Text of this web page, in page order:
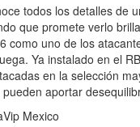
todos los detalles de
que promete verlo
como uno de los
Ya instalado en el
en la selección
pueden aportar
Mexico